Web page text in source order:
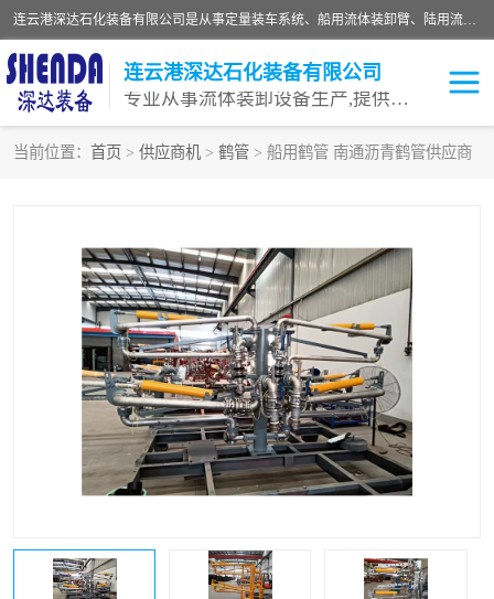
连云港深达石化装备有限公司是从事定量装车系统、船用流体装卸臂、陆用流体装卸臂（鹤管）、活动梯、钢构平台等全系列流体装卸设备的设计、制造、销售以及服务的专业供应商。公司始终以客户为中心，密切跟踪国内外油气储运及装卸设备先进技术的发展，以先进的技术、优质的产品、一流的服务，满足客户需求。
连云港深达石化装备有限公司
专业从事流体装卸设备生产,提供全面解决方案，生产与定制服务
当前位置： 首页 > 供应商机 > 鹤管 > 船用鹤管 南通沥青鹤管供应商
卸车鹤管 LNG鹤管
液氨装鹤管 潜油泵鹤管
流体装卸臂 输油臂
撬装鹤管 汽车鹤管
火车鹤管